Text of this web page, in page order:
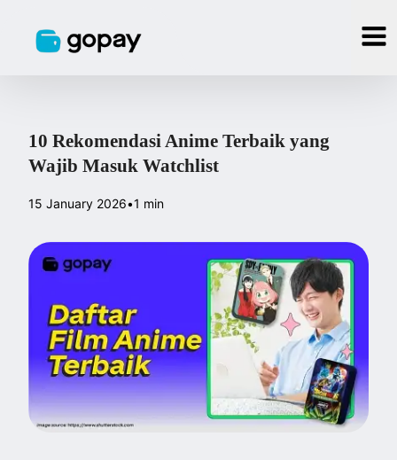
10 Rekomendasi Anime Terbaik yang
Wajib Masuk Watchlist
15 January 2026•1 min